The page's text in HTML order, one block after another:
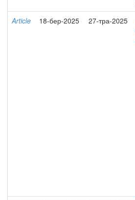
Article
18-бер-2025 27-тра-2025